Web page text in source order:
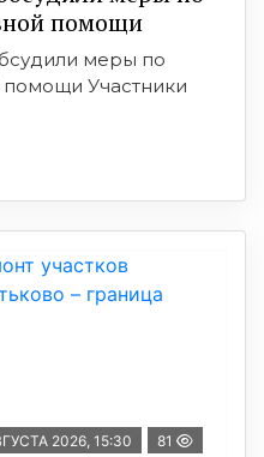
помощи
меры по
Участники
2026, 15:30 81